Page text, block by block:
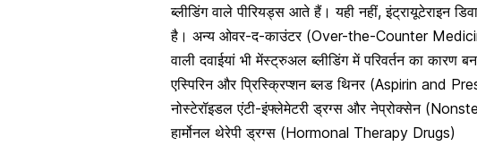
ब्लीडिंग वाले पीरियड्स आते हैं। यही नहीं,इंट्रायूटेराइन
है। अन्य ओवर-द-काउंटर (Over-the-Counter
वाली दवाईयां भीमेंस्ट्रुअल ब्लीडिंग में परिवर्तन का कारण
एस्पिरिन और प्रिस्क्रिप्शन ब्लड थिनर(Aspirin and
नोस्टेरॉइडल एंटी-इंफ्लेमेटरी ड्रग्स और नेप्रोक्सेन
हार्मोनल थेरेपी ड्रग्स (Hormonal Therapy Drugs)